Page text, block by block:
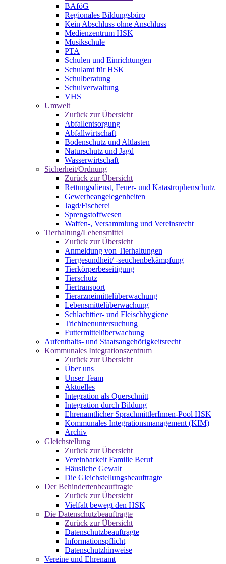
BAföG
Regionales Bildungsbüro
Kein Abschluss ohne Anschluss
Medienzentrum HSK
Musikschule
PTA
Schulen und Einrichtungen
Schulamt für HSK
Schulberatung
Schulverwaltung
VHS
Umwelt
Zurück zur Übersicht
Abfallentsorgung
Abfallwirtschaft
Bodenschutz und Altlasten
Naturschutz und Jagd
Wasserwirtschaft
Sicherheit/Ordnung
Zurück zur Übersicht
Rettungsdienst, Feuer- und Katastrophenschutz
Gewerbeangelegenheiten
Jagd/Fischerei
Sprengstoffwesen
Waffen-, Versammlung und Vereinsrecht
Tierhaltung/Lebensmittel
Zurück zur Übersicht
Anmeldung von Tierhaltungen
Tiergesundheit/ -seuchenbekämpfung
Tierkörperbeseitigung
Tierschutz
Tiertransport
Tierarzneimittelüberwachung
Lebensmittelüberwachung
Schlachttier- und Fleischhygiene
Trichinenuntersuchung
Futtermittelüberwachung
Aufenthalts- und Staatsangehörigkeitsrecht
Kommunales Integrationszentrum
Zurück zur Übersicht
Über uns
Unser Team
Aktuelles
Integration als Querschnitt
Integration durch Bildung
Ehrenamtlicher SprachmittlerInnen-Pool HSK
Kommunales Integrationsmanagement (KIM)
Archiv
Gleichstellung
Zurück zur Übersicht
Vereinbarkeit Familie Beruf
Häusliche Gewalt
Die Gleichstellungsbeauftragte
Der Behindertenbeauftragte
Zurück zur Übersicht
Vielfalt bewegt den HSK
Die Datenschutzbeauftragte
Zurück zur Übersicht
Datenschutzbeauftragte
Informationspflicht
Datenschutzhinweise
Vereine und Ehrenamt